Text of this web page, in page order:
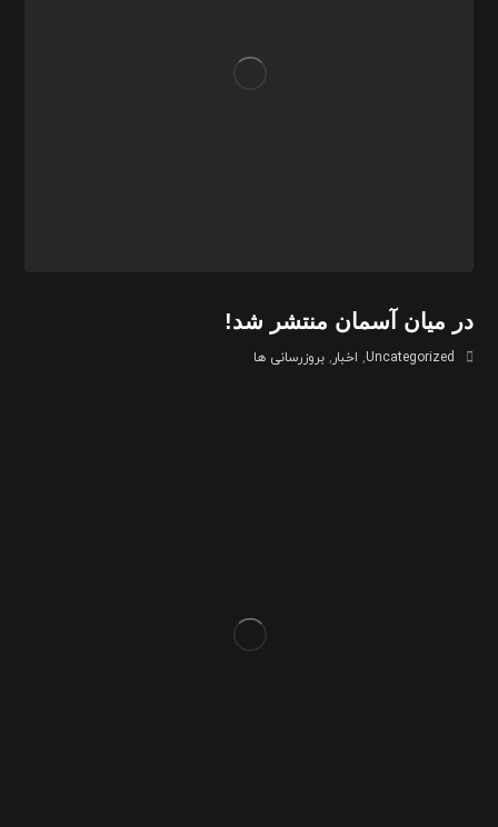
در میان آسمان منتشر شد!
Uncategorized
, اخبار,بروزرسانی ها